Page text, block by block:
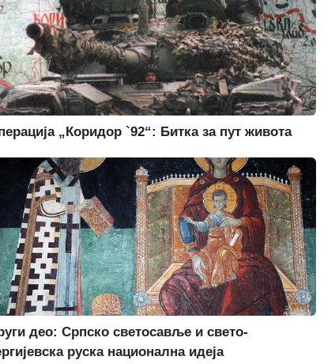
„Коридор `92“: Битка за пут живота
део: Српско светосавље и свето-
руска национална идеја